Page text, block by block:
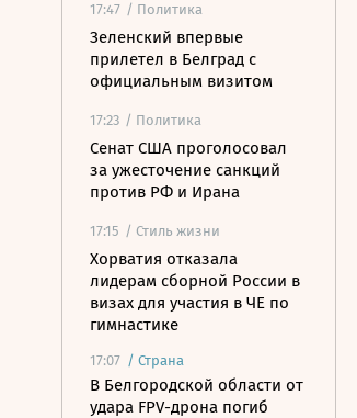
17:47 / Политика
Зеленский впервые
прилетел в Белград с
официальным визитом
17:23 / Политика
Сенат США проголосовал
за ужесточение санкций
против РФ и Ирана
17:15 / Стиль жизни
Хорватия отказала
лидерам сборной России в
визах для участия в ЧЕ по
гимнастике
17:07 / Страна
В Белгородской области от
удара FPV-дрона погиб